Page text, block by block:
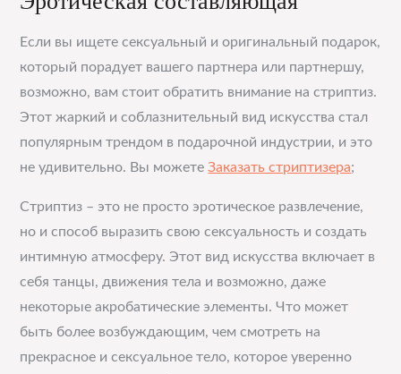
Если вы ищете сексуальный и оригинальный подарок,
который порадует вашего партнера или партнершу,
возможно, вам стоит обратить внимание на стриптиз.
Этот жаркий и соблазнительный вид искусства стал
популярным трендом в подарочной индустрии, и это
не удивительно. Вы можетеЗаказать стриптизера;
Стриптиз – это не просто эротическое развлечение,
но и способ выразить свою сексуальность и создать
интимную атмосферу. Этот вид искусства включает в
себя танцы, движения тела и возможно, даже
некоторые акробатические элементы. Что может
быть более возбуждающим, чем смотреть на
прекрасное и сексуальное тело, которое уверенно